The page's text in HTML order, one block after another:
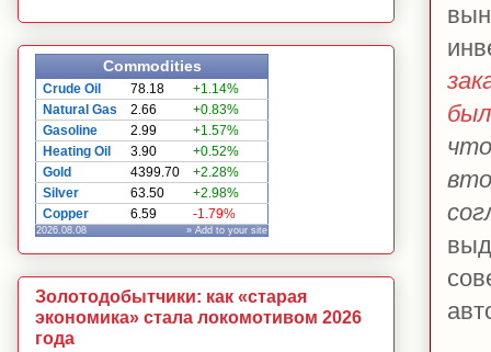
Commodities
Crude Oil 78.18
+1.14%
Natural Gas
2.66
+0.83%
Gasoline
2.99
+1.57%
Heating Oil
3.90
+0.52%
Gold
4399.70
+2.28%
Silver
63.50
+2.98%
Copper
6.59 -1.79%
2026.08.08 » Add to your site
Золотодобытчики: как «старая
экономика» стала локомотивом 2026
года